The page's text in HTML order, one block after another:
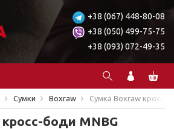
+38 (067) 448-80-08
+38 (050) 499-75-75
+38 (093) 072-49-35
Сумки Boxraw Сумка Boxraw кросс-
боди MNBG